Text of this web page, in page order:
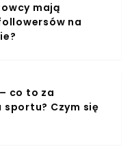
mają
na
co to za
sportu? Czym się